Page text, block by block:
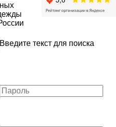
Введите текст для поиска